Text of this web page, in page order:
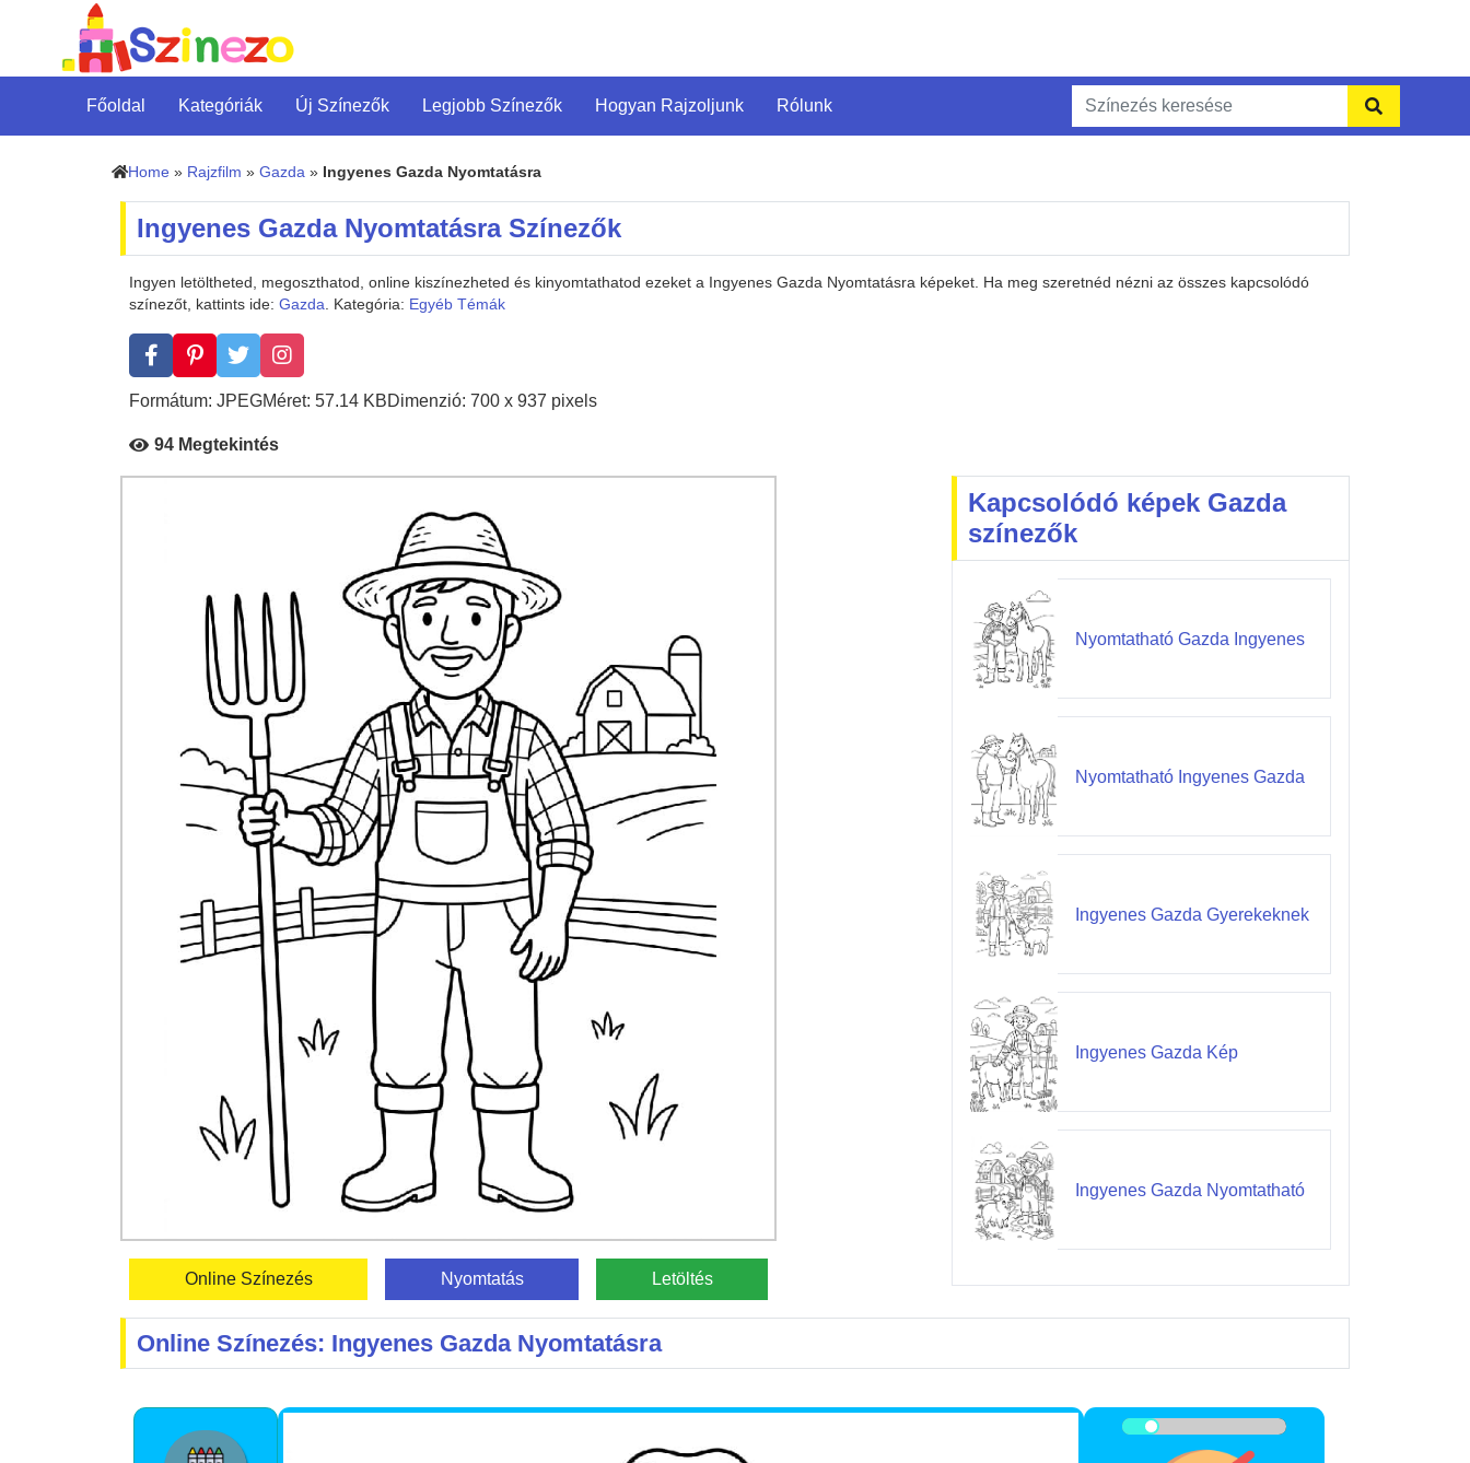
Főoldal Kategóriák Új Színezők Legjobb Színezők Hogyan Rajzoljunk Rólunk
Home » Rajzfilm » Gazda » Ingyenes Gazda Nyomtatásra
Ingyenes Gazda Nyomtatásra Színezők
Ingyen letöltheted, megoszthatod, online kiszínezheted és kinyomtathatod ezeket a Ingyenes Gazda Nyomtatásra képeket. Ha meg szeretnéd nézni az összes kapcsolódó
színezőt, kattints ide: Gazda. Kategória: Egyéb Témák
Formátum: JPEGMéret: 57.14 KBDimenzió: 700 x 937 pixels
94 Megtekintés
Online Színezés Nyomtatás Letöltés
Kapcsolódó képek Gazda
színezők
Nyomtatható Gazda Ingyenes
Nyomtatható Ingyenes Gazda
Ingyenes Gazda Gyerekeknek
Ingyenes Gazda Kép
Ingyenes Gazda Nyomtatható
Online Színezés: Ingyenes Gazda Nyomtatásra